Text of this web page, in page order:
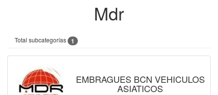
Mdr
Total subcategorías 1
EMBRAGUES BCN VEHICULOS
ASIATICOS